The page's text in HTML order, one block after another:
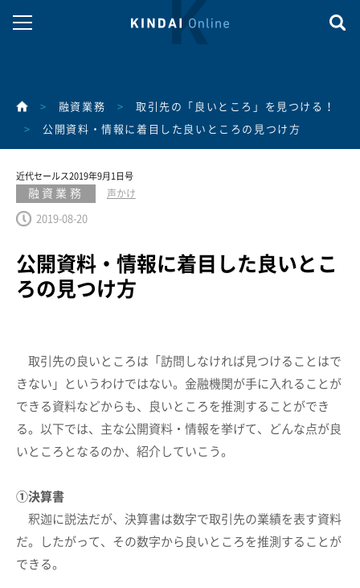
> 融資業務 > 取引先の「良いところ」を見つける！
> 公開資料・情報に着目した良いところの見つけ方
近代セールス2019年9月1日号
融資業務 声かけ
2019-08-20
公開資料・情報に着目した良いとこ
ろの見つけ方
取引先の良いところは「訪問しなければ見つけることはで
きない」というわけではない。金融機関が手に入れることが
できる資料などからも、良いところを推測することができ
る。以下では、主な公開資料・情報を挙げて、どんな点が良
いところとなるのか、紹介していこう。
①決算書
釈迦に説法だが、決算書は数字で取引先の業績を表す資料
だ。したがって、その数字から良いところを推測することが
できる。